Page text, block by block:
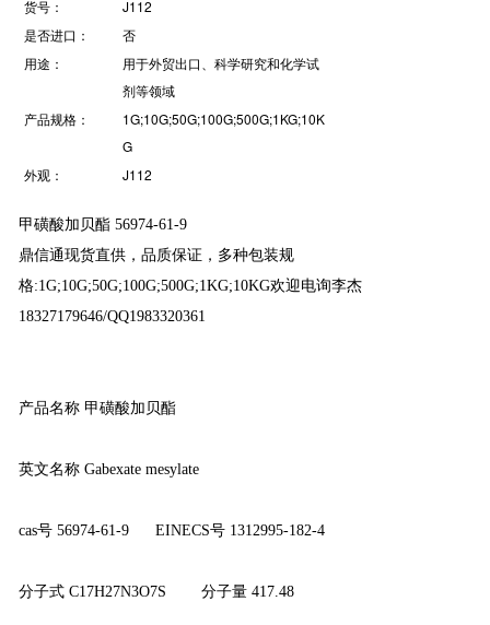
货号：
J112
是否进口：
否
用途：
用于外贸出口、科学研究和化学试
剂等领域
产品规格：
1G;10G;50G;100G;500G;1KG;10K
G
外观：
J112
甲磺酸加贝酯 56974-61-9
鼎信通现货直供，品质保证，多种包装规
格:1G;10G;50G;100G;500G;1KG;10KG欢迎电询李杰
18327179646/QQ1983320361
产品名称 甲磺酸加贝酯
英文名称 Gabexate mesylate
cas号 56974-61-9 EINECS号 1312995-182-4
分子式 C17H27N3O7S 分子量 417.48